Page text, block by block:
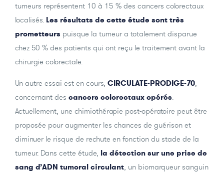
tumeurs représentent 10 à 15 % des cancers colorectaux
localisés. Les résultats de cette étude sont très
prometteurs puisque la tumeur a totalement disparue
chez 50 % des patients qui ont reçu le traitement avant la
chirurgie colorectale.
Un autre essai est en cours, CIRCULATE-PRODIGE-70,
concernant des cancers colorectaux opérés.
Actuellement, une chimiothérapie post-opératoire peut être
proposée pour augmenter les chances de guérison et
diminuer le risque de rechute en fonction du stade de la
tumeur. Dans cette étude, la détection sur une prise de
sang d’ADN tumoral circulant, un biomarqueur sanguin